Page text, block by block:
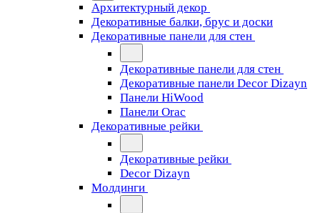
Архитектурный декор
Декоративные балки, брус и доски
Декоративные панели для стен
Декоративные панели для стен
Декоративные панели Decor Dizayn
Панели HiWood
Панели Orac
Декоративные рейки
Декоративные рейки
Decor Dizayn
Молдинги